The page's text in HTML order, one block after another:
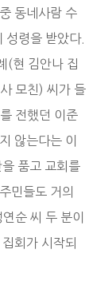
동네사람 수
성령을 받았다.
(현 김안나 집
모친) 씨가 들
전했던 이준
않는다는 이
품고 교회를
민들도 거의
순 씨 두 분이
회가 시작되